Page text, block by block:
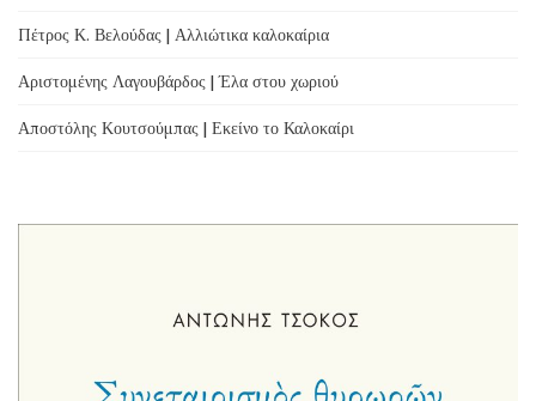
Πέτρος Κ. Βελούδας | Αλλιώτικα καλοκαίρια
Αριστομένης Λαγουβάρδος | Έλα στου χωριού
Αποστόλης Κουτσούμπας | Εκείνο το Καλοκαίρι